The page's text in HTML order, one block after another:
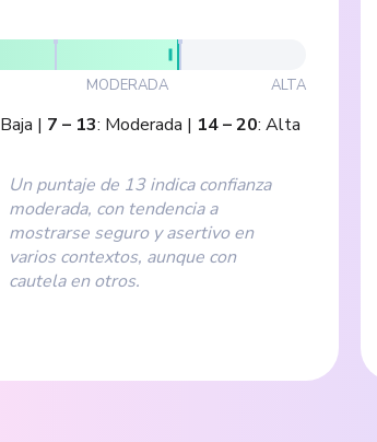
MODERADA ALTA
Baja | 7 – 13: Moderada | 14–20:Alta
Un puntaje de 13 indica confianza
moderada, con tendencia a
mostrarse seguro y asertivo en
varios contextos, aunque con
cautela en otros.